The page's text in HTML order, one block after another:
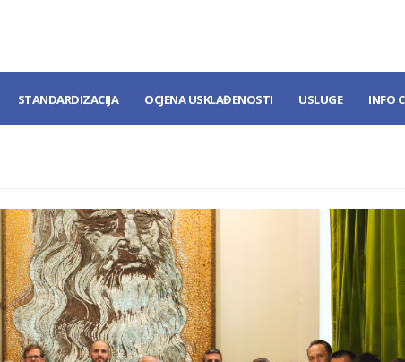
STANDARDIZACIJA OCJENA USKLAĐENOSTI USLUGE INFO